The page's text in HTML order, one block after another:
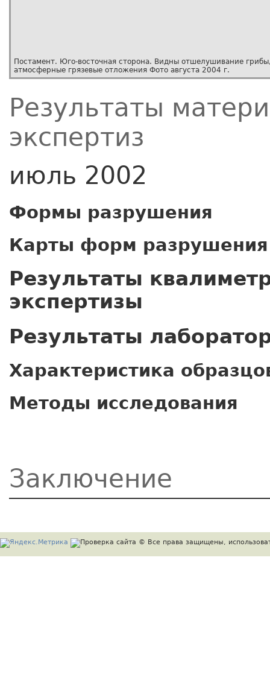
Постамент. Юго-восточная сторона. Видны отшелушивание
атмосферные грязевые отложения Фото августа 2004 г.
Результаты
экспертиз
июль 2002
Формы разрушения
Карты форм разрушения
Результаты
экспертизы
Результаты
Характеристика
Методы исследования
Заключение
© Все права защищены,